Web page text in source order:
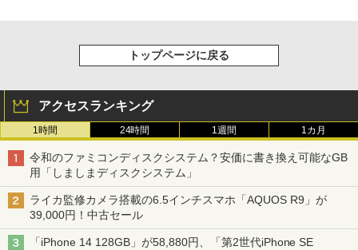
トップページに戻る
アクセスランキング
1時間 24時間 1週間 1カ月
令和のファミコンディスクシステム？安価に書き換え可能なGB
用「しましまディスクシステム」
ライカ監修カメラ搭載の6.5インチスマホ「AQUOS R9」が
39,000円！中古セール
「iPhone 14 128GB」が58,880円、「第2世代iPhone SE